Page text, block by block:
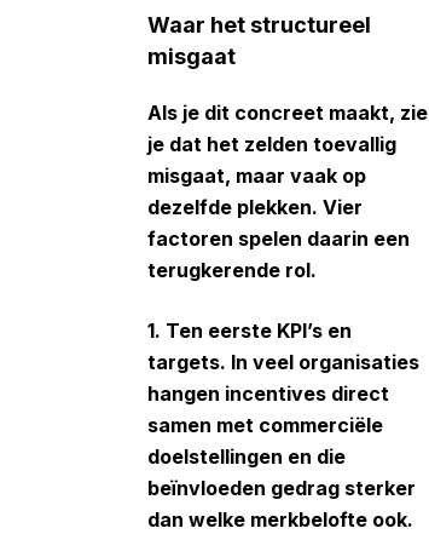
Waar het structureel
misgaat
Als je dit concreet maakt, zie
je dat het zelden toevallig
misgaat, maar vaak op
dezelfde plekken. Vier
factoren spelen daarin een
terugkerende rol.
1. Ten eerste KPI’s en
targets. In veel organisaties
hangen incentives direct
samen met commerciële
doelstellingen en die
beïnvloeden gedrag sterker
dan welke merkbelofte ook.